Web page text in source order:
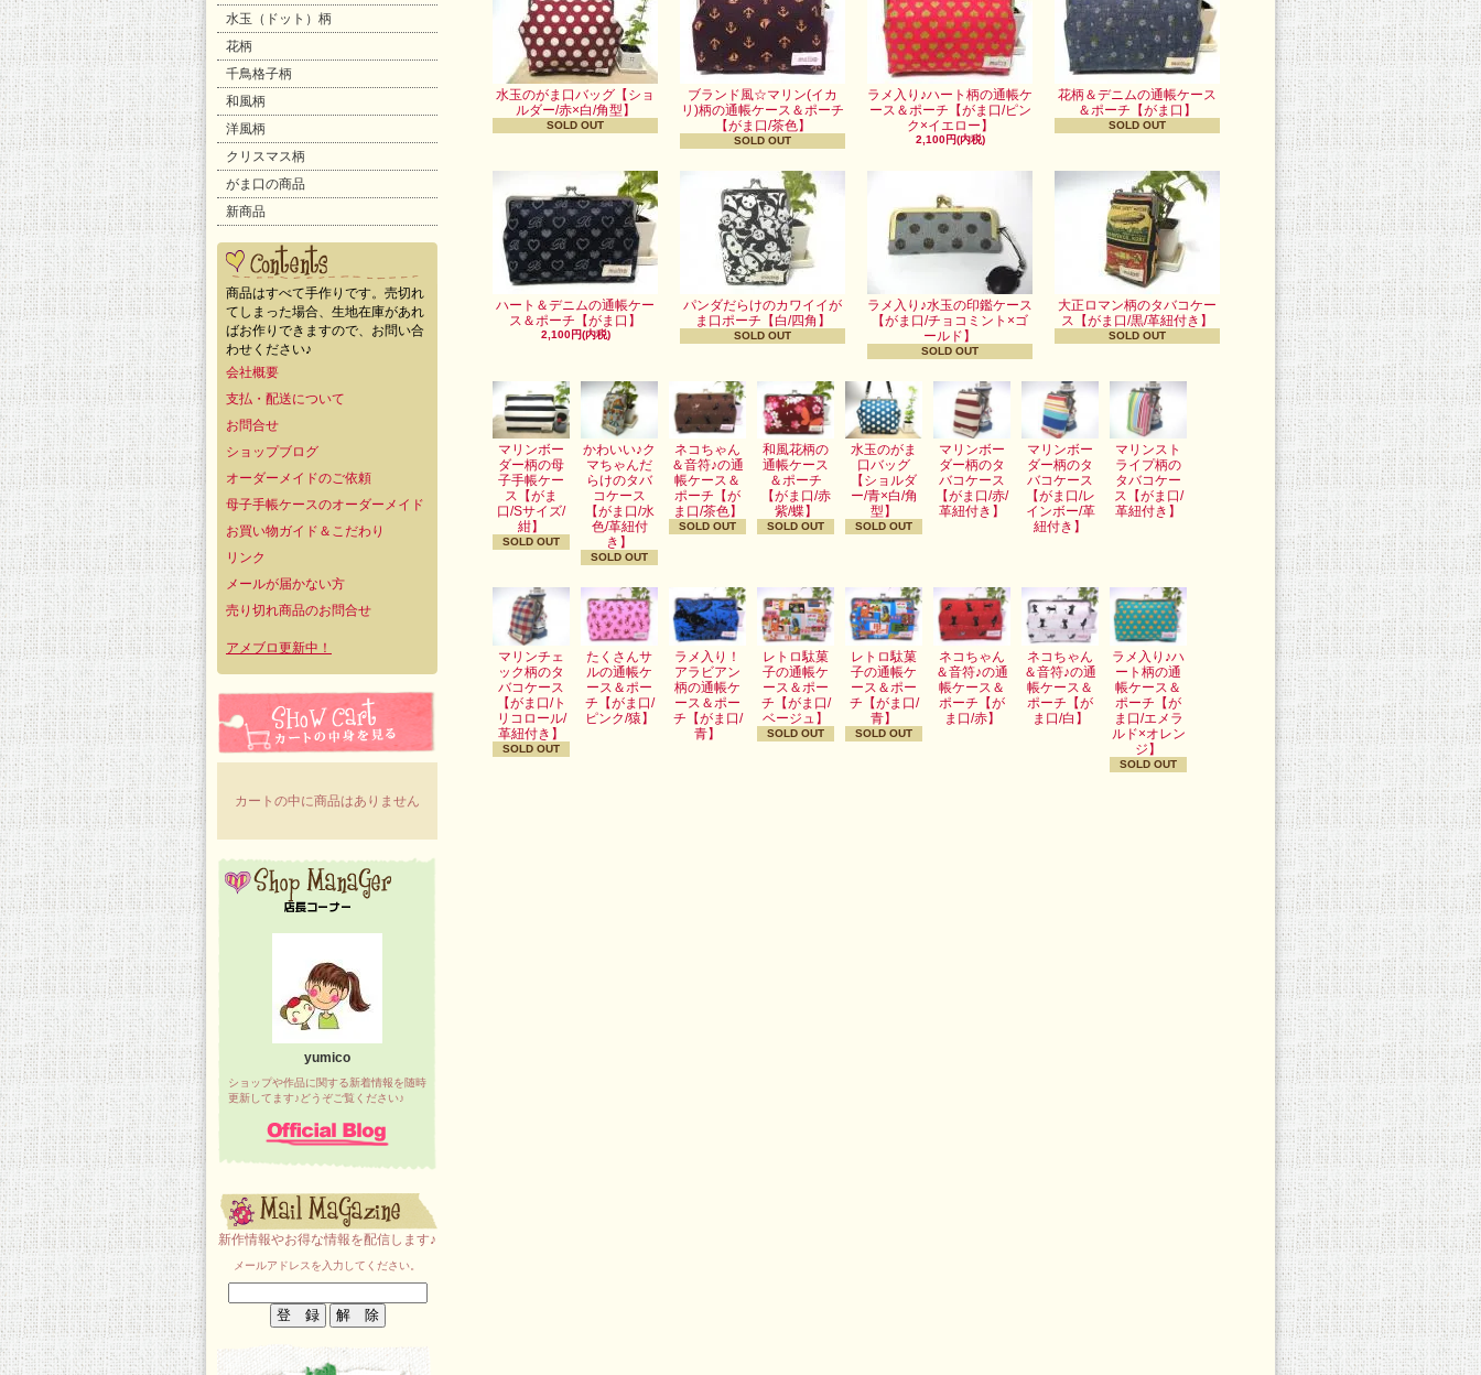
水玉（ドット）柄
花柄
千鳥格子柄
和風柄
洋風柄
クリスマス柄
がま口の商品
新商品
商品はすべて手作りです。売切れ
てしまった場合、生地在庫があれ
ばお作りできますので、お問い合
わせください♪
会社概要
支払・配送について
お問合せ
ショップブログ
オーダーメイドのご依頼
母子手帳ケースのオーダーメイド
お買い物ガイド＆こだわり
リンク
メールが届かない方
売り切れ商品のお問合せ
アメブロ更新中！
カートの中に商品はありません
yumico
ショップや作品に関する新着情報を随時
更新してます♪どうぞご覧ください♪
新作情報やお得な情報を配信します♪
メールアドレスを入力してください。
水玉のがま口バッグ【ショ
ルダー/赤×白/角型】
SOLD OUT
ブランド風☆マリン(イカ
リ)柄の通帳ケース＆ポーチ
【がま口/茶色】
SOLD OUT
ラメ入り♪ハート柄の通帳ケ
ース＆ポーチ【がま口/ピン
ク×イエロー】
2,100円(内税)
花柄＆デニムの通帳ケース
＆ポーチ【がま口】
SOLD OUT
ハート＆デニムの通帳ケー
ス＆ポーチ【がま口】
2,100円(内税)
パンダだらけのカワイイが
ま口ポーチ【白/四角】
SOLD OUT
ラメ入り♪水玉の印鑑ケース
【がま口/チョコミント×ゴ
ールド】
SOLD OUT
大正ロマン柄のタバコケー
ス【がま口/黒/革紐付き】
SOLD OUT
マリンボー
ダー柄の母
子手帳ケー
ス【がま
口/Sサイズ/
紺】
SOLD OUT
かわいい♪ク
マちゃんだ
らけのタバ
コケース
【がま口/水
色/革紐付
き】
SOLD OUT
ネコちゃん
＆音符♪の通
帳ケース＆
ポーチ【が
ま口/茶色】
SOLD OUT
和風花柄の
通帳ケース
＆ポーチ
【がま口/赤
紫/蝶】
SOLD OUT
水玉のがま
口バッグ
【ショルダ
ー/青×白/角
型】
SOLD OUT
マリンボー
ダー柄のタ
バコケース
【がま口/赤/
革紐付き】
マリンボー
ダー柄のタ
バコケース
【がま口/レ
インボー/革
紐付き】
マリンスト
ライプ柄の
タバコケー
ス【がま口/
革紐付き】
マリンチェ
ック柄のタ
バコケース
【がま口/ト
リコロール/
革紐付き】
SOLD OUT
たくさんサ
ルの通帳ケ
ース＆ポー
チ【がま口/
ピンク/猿】
ラメ入り！
アラビアン
柄の通帳ケ
ース＆ポー
チ【がま口/
青】
レトロ駄菓
子の通帳ケ
ース＆ポー
チ【がま口/
ベージュ】
SOLD OUT
レトロ駄菓
子の通帳ケ
ース＆ポー
チ【がま口/
青】
SOLD OUT
ネコちゃん
＆音符♪の通
帳ケース＆
ポーチ【が
ま口/赤】
ネコちゃん
＆音符♪の通
帳ケース＆
ポーチ【が
ま口/白】
ラメ入り♪ハ
ート柄の通
帳ケース＆
ポーチ【が
ま口/エメラ
ルド×オレン
ジ】
SOLD OUT